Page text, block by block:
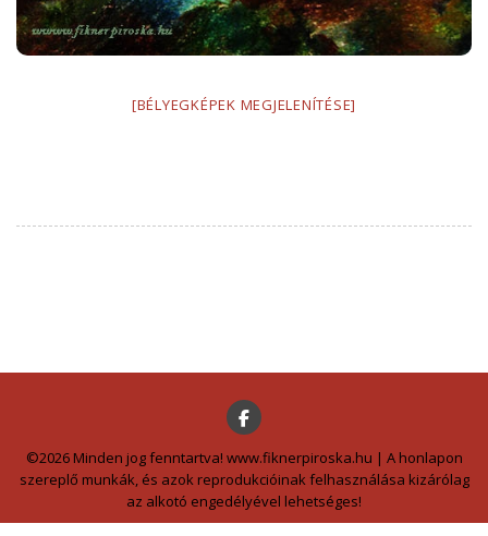
[BÉLYEGKÉPEK MEGJELENÍTÉSE]
©2026 Minden jog fenntartva! www.fiknerpiroska.hu | A honlapon
szereplő munkák, és azok reprodukcióinak felhasználása kizárólag
az alkotó engedélyével lehetséges!